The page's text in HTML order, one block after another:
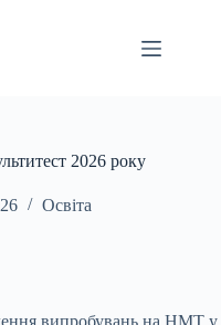
2026 року
Освіта
випробувань на НМТ у